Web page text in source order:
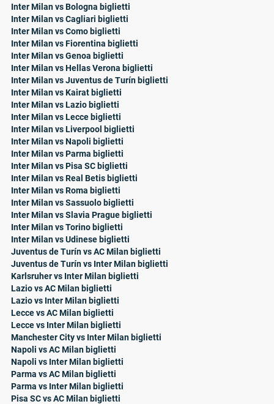
Inter Milan vs Bologna biglietti
Inter Milan vs Cagliari biglietti
Inter Milan vs Como biglietti
Inter Milan vs Fiorentina biglietti
Inter Milan vs Genoa biglietti
Inter Milan vs Hellas Verona biglietti
Inter Milan vs Juventus de Turín biglietti
Inter Milan vs Kairat biglietti
Inter Milan vs Lazio biglietti
Inter Milan vs Lecce biglietti
Inter Milan vs Liverpool biglietti
Inter Milan vs Napoli biglietti
Inter Milan vs Parma biglietti
Inter Milan vs Pisa SC biglietti
Inter Milan vs Real Betis biglietti
Inter Milan vs Roma biglietti
Inter Milan vs Sassuolo biglietti
Inter Milan vs Slavia Prague biglietti
Inter Milan vs Torino biglietti
Inter Milan vs Udinese biglietti
Juventus de Turín vs AC Milan biglietti
Juventus de Turín vs Inter Milan biglietti
Karlsruher vs Inter Milan biglietti
Lazio vs AC Milan biglietti
Lazio vs Inter Milan biglietti
Lecce vs AC Milan biglietti
Lecce vs Inter Milan biglietti
Manchester City vs Inter Milan biglietti
Napoli vs AC Milan biglietti
Napoli vs Inter Milan biglietti
Parma vs AC Milan biglietti
Parma vs Inter Milan biglietti
Pisa SC vs AC Milan biglietti